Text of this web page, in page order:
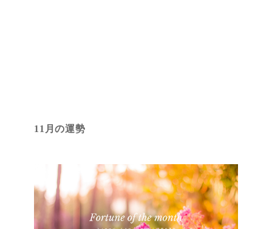
11月の運勢